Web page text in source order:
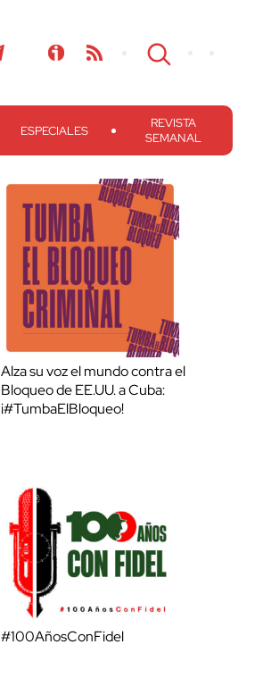
ESPECIALES
REVISTA
SEMANAL
Alza su voz el mundo contra el
Bloqueo de EE.UU. a Cuba:
¡#TumbaElBloqueo!
#100AñosConFidel